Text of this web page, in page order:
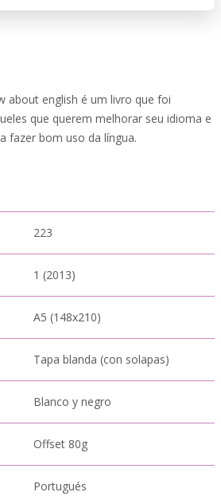
about english é um livro que foi
que querem melhorar seu idioma e
fazer bom uso da língua.
223
1 (2013)
A5 (148x210)
Tapa blanda (con solapas)
Blanco y negro
Offset 80g
Portugués